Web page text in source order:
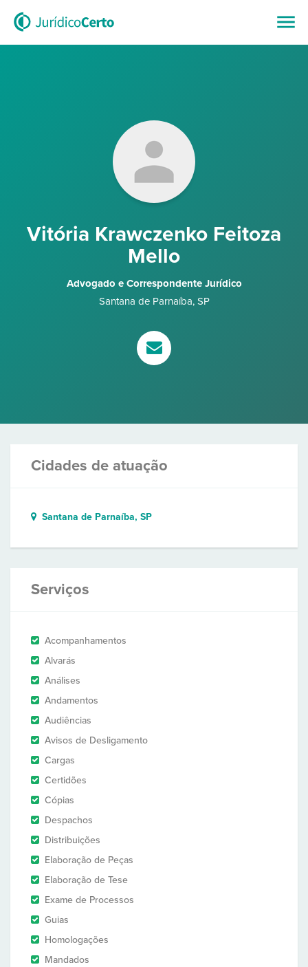
Vitória Krawczenko Feitoza
Mello
Advogado e Correspondente Jurídico
Santana de Parnaíba, SP
Cidades de atuação
Santana de Parnaíba, SP
Serviços
Acompanhamentos
Alvarás
Análises
Andamentos
Audiências
Avisos de Desligamento
Cargas
Certidões
Cópias
Despachos
Distribuições
Elaboração de Peças
Elaboração de Tese
Exame de Processos
Guias
Homologações
Mandados